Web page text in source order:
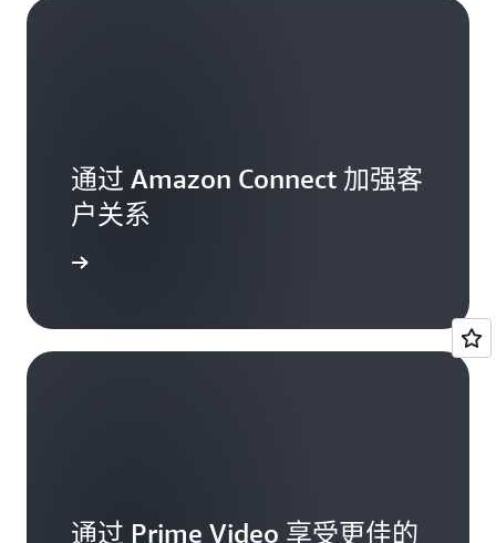
通过 Amazon Connect 加强客
户关系
通过 Prime Video 享受更佳的